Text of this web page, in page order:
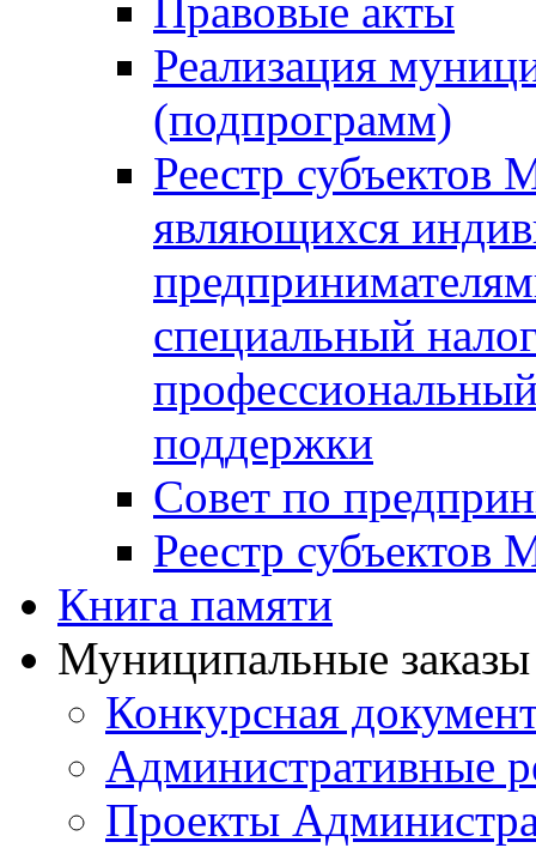
Правовые акты
Реализация
(подпрограмм)
Реестр
являющихся
специальный
поддержки
Совет по
Реестр
Книга памяти
Муниципальные
Конкурсная
Административные
Проекты